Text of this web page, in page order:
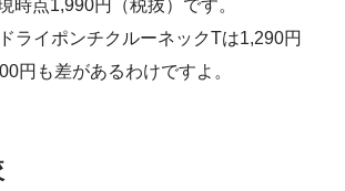
時点1,990円（税抜）です。
ライポンチクルーネックTは1,290円
円も差があるわけですよ。